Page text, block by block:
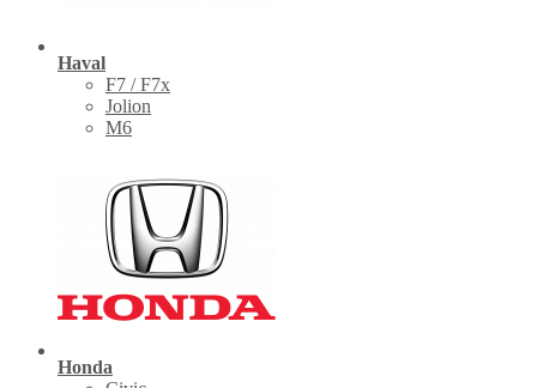
Haval
F7 / F7x
Jolion
M6
Honda